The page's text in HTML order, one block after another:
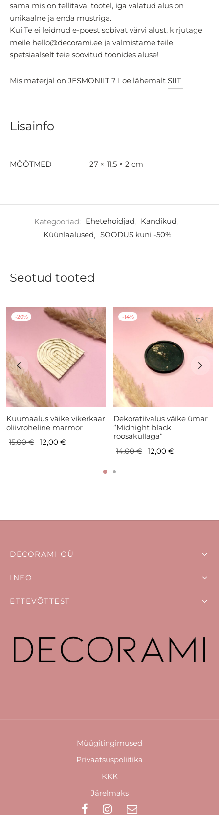
sama mis on tellitaval tootel, iga valatud alus on
unikaalne ja enda mustriga.
Kui Te ei leidnud e-poest sobivat värvi alust, kirjutage
meile hello@decorami.ee ja valmistame teile
spetsiaalselt teie soovitud toonides aluse!
Mis materjal on JESMONIIT ? Loe lähemalt SIIT
Lisainfo
MÕÕTMED 27 × 11,5 × 2 cm
Kategooriad: Ehetehoidjad, Kandikud,
Küünlaalused, SOODUS kuni -50%
Seotud tooted
-20%
Kuumaalus väike vikerkaar
oliivroheline marmor
15,00€
Algne
12,00 €
-14%
Dekoratiivalus väike ümar
”Midnight black
roosakullaga”
14,00€
Algne
12,00 €
INFO
ETTEVÕTTEST
DECORAMI OÜ
Müügitingimused
Privaatsuspoliitika
KKK
Järelmaks